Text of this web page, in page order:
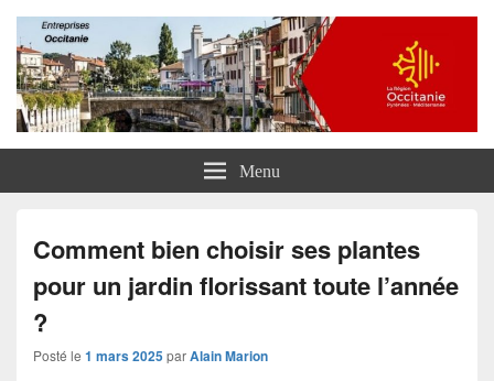
Entreprises Occitanie
Menu
Comment bien choisir ses plantes
pour un jardin florissant toute l’année
?
Posté le 1 mars 2025parAlain Marion